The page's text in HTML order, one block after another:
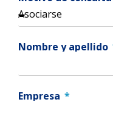
Nombre y apellido
Empresa